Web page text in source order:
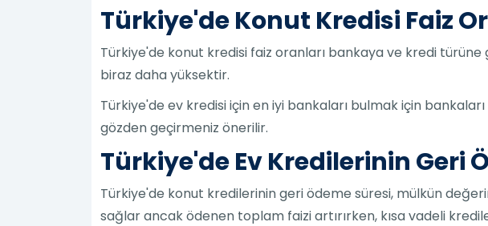
Türkiye'de Konut Kredisi Faiz
Türkiye'de konut kredisi faiz oranları bankaya ve kredi
biraz daha yüksektir.
Türkiye'de ev kredisi için en iyi bankaları bulmak için
gözden geçirmeniz önerilir.
Türkiye'de Ev Kredilerinin Geri
Türkiye'de konut kredilerinin geri ödeme süresi, mülkün
sağlar ancak ödenen toplam faizi artırırken, kısa vadeli